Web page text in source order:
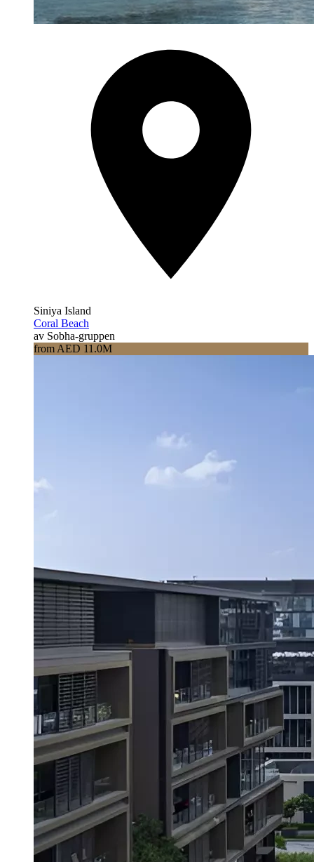
Siniya Island
Coral Beach
av Sobha-gruppen
from AED 11.0M